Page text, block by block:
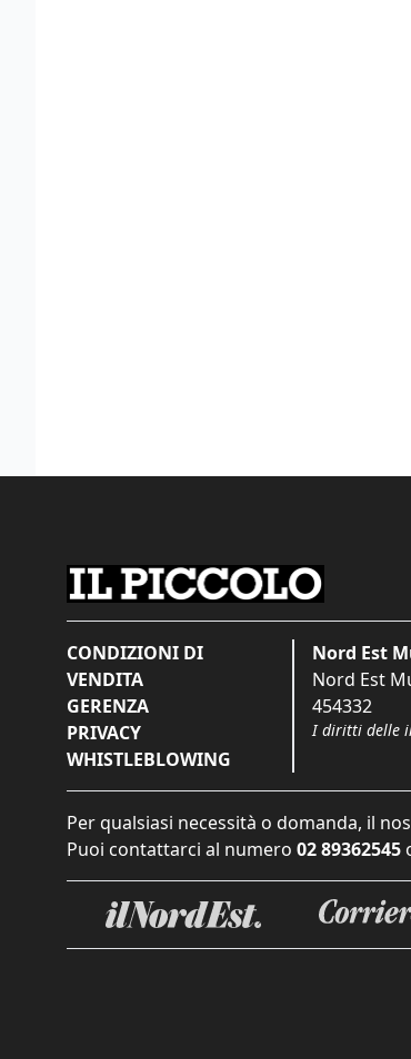
CONDIZIONI DI
VENDITA
GERENZA
PRIVACY
WHISTLEBLOWING
Nord Est
Nord Est
454332
I diritti delle
Per qualsiasi necessità o domanda, il
Puoi contattarci al numero 02 89362545